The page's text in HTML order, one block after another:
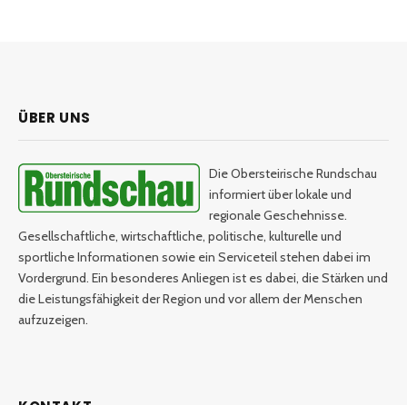
ÜBER UNS
Die Obersteirische Rundschau
informiert über lokale und
regionale Geschehnisse.
Gesellschaftliche, wirtschaftliche, politische, kulturelle und
sportliche Informationen sowie ein Serviceteil stehen dabei im
Vordergrund. Ein besonderes Anliegen ist es dabei, die Stärken und
die Leistungsfähigkeit der Region und vor allem der Menschen
aufzuzeigen.